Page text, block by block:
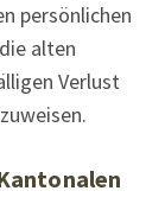
persönlichen
alten
Verlust